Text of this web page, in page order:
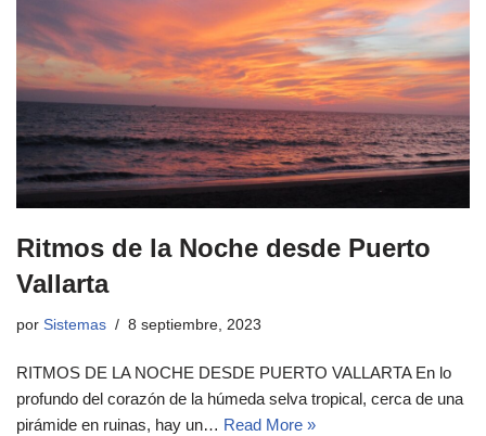
Ritmos de la Noche desde Puerto
Vallarta
por Sistemas 8 septiembre, 2023
RITMOS DE LA NOCHE DESDE PUERTO VALLARTA En lo
profundo del corazón de la húmeda selva tropical, cerca de una
pirámide en ruinas, hay un… Read More »